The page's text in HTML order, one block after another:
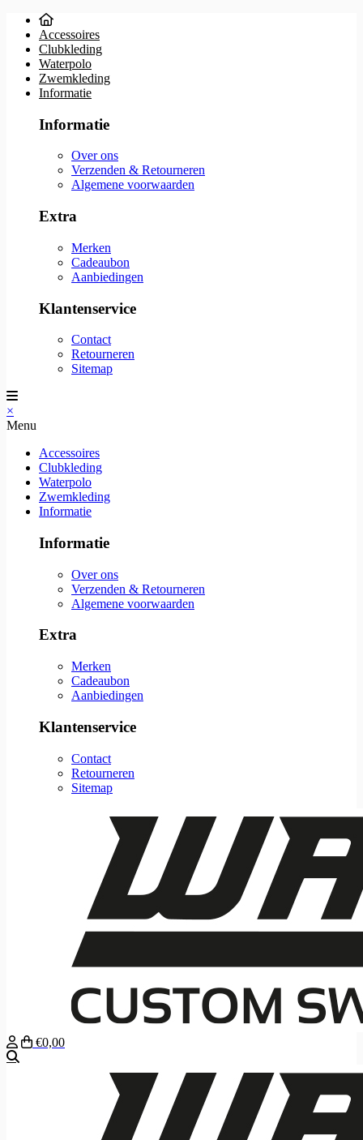
Accessoires
Clubkleding
Waterpolo
Zwemkleding
Informatie
Informatie
Over ons
Verzenden & Retourneren
Algemene voorwaarden
Extra
Merken
Cadeaubon
Aanbiedingen
Klantenservice
Contact
Retourneren
Sitemap
×
Menu
Accessoires
Clubkleding
Waterpolo
Zwemkleding
Informatie
Informatie
Over ons
Verzenden & Retourneren
Algemene voorwaarden
Extra
Merken
Cadeaubon
Aanbiedingen
Klantenservice
Contact
Retourneren
Sitemap
€0,00